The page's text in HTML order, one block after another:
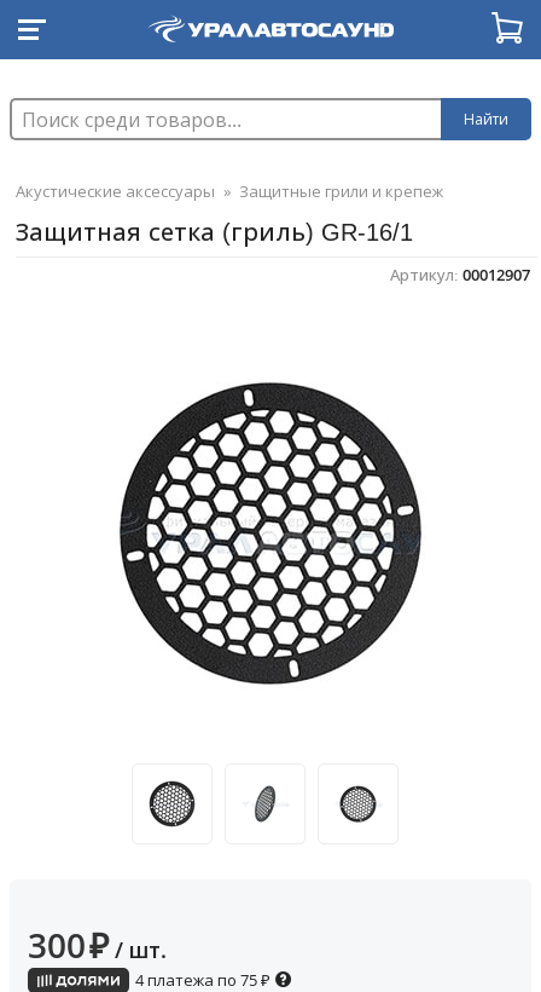
Найти
Акустические аксессуары » Защитные грили и крепеж
Защитная сетка (гриль) GR-16/1
Артикул: 00012907
300₽ / шт.
4 платежа по 75₽